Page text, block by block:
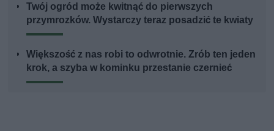
Twój ogród może kwitnąć do pierwszych
przymrozków. Wystarczy teraz posadzić te kwiaty
Większość z nas robi to odwrotnie. Zrób ten jeden
krok, a szyba w kominku przestanie czernieć